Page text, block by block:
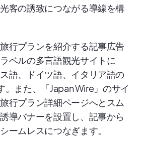
客の誘致につながる導線を構
行プランを紹介する記事広告
ベルの多言語観光サイトに
語、ドイツ語、イタリア語の
。また、「Japan Wire」のサイ
行プラン詳細ページへとスム
導バナーを設置し、記事から
ームレスにつなぎます。